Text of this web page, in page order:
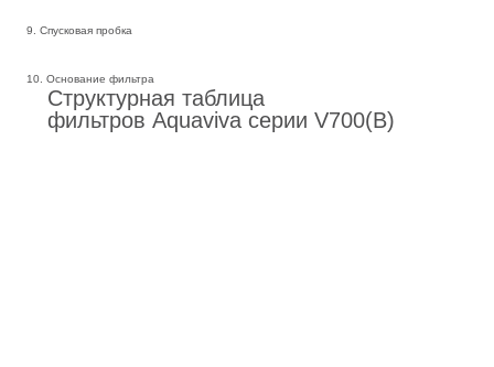
9. Спусковая пробка
10. Основание фильтра
Структурная таблица
фильтров Aquaviva серии V700(B)